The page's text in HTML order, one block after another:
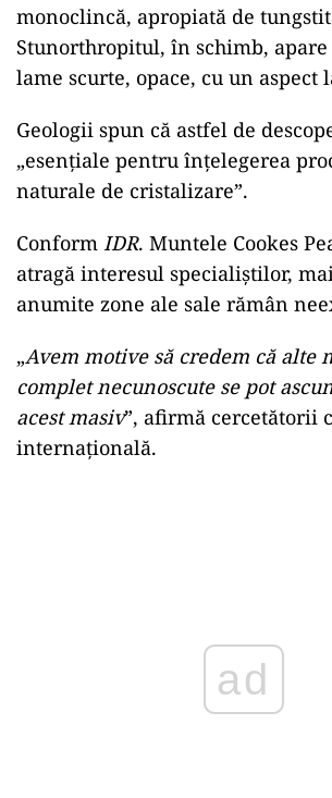
monoclincă, apropiată de
Stunorthropitul, în schimb, apare
lame scurte, opace, cu un aspect
Geologii spun că astfel de
„esențiale pentru înțelegerea
naturale de cristalizare”.
Conform IDR. Muntele Cookes
atragă interesul specialiștilor,
anumite zone ale sale rămân
„Avem motive să credem că alte
complet necunoscute se pot
acest masiv”, afirmă cercetătorii
internațională.
ad